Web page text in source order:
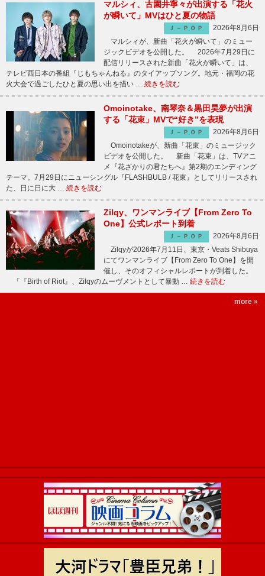
マルシィ、古園井寧々が出演する「花火
が瞬いて」MVはひと夏の物語
Ｊ－ＰＯＰ
2026年8月6日
マルシィが、新曲「花火が瞬いて」のミュー
ジックビデオを公開した。 2026年7月29日に
配信リリースされた新曲「花火が瞬いて」は、
テレビ西日本の番組『じもちゃんねる』のタイアップソング。地元・福岡の花
火大会で過ごしたひと夏の思い出を描い … 続きを読む
Omoinotake、南琴奈＆黒田昊夢が出演
する「花束」MVで“好き”を表現
Ｊ－ＰＯＰ
2026年8月6日
Omoinotakeが、新曲「花束」のミュージック
ビデオを公開した。 新曲「花束」は、TVアニ
メ『花ざかりの君たちへ』第2期のエンディング
テーマ。7月29日にニューシングル『FLASHBULB / 花束』としてリリースされ
た、日に日に大 … 続きを読む
Zilqy、ワンマンライブ【From Zero To
One】公式レポート到着
Ｊ－ＰＯＰ
2026年8月6日
Zilqyが2026年7月11日、東京・Veats Shibuya
にてワンマンライブ【From Zero To One】を開
催し、そのオフィシャルレポートが到着した。
「『Birth of Riot』、Zilqyのムーヴメントとして暴動 … 続きを読む
more »